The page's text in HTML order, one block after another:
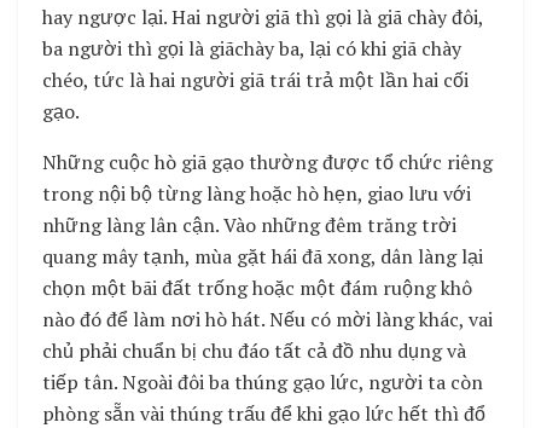
hay ngược lại. Hai người giã thì gọi là giã chày đôi,
ba người thì gọi là giãchày ba, lại có khi giã chày
chéo, tức là hai người giã trái trả một lần hai cối
gạo.
Những cuộc hò giã gạo thường được tổ chức riêng
trong nội bộ từng làng hoặc hò hẹn, giao lưu với
những làng lân cận. Vào những đêm trăng trời
quang mây tạnh, mùa gặt hái đã xong, dân làng lại
chọn một bãi đất trống hoặc một đám ruộng khô
nào đó để làm nơi hò hát. Nếu có mời làng khác, vai
chủ phải chuẩn bị chu đáo tất cả đồ nhu dụng và
tiếp tân. Ngoài đôi ba thúng gạo lức, người ta còn
phòng sẵn vài thúng trấu để khi gạo lức hết thì đổ